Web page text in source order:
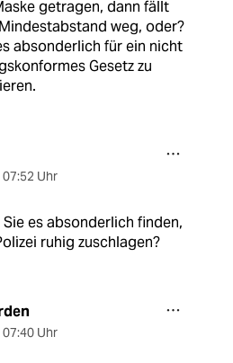
getragen, dann fällt
weg, oder?
absonderlich für ein nicht
Gesetz zu
07:52 Uhr
Sie es absonderlich finden,
ruhig zuschlagen?
07:40 Uhr